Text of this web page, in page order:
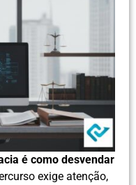
é como desvendar
exige atenção,